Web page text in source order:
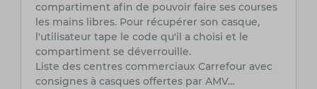
compartiment afin de pouvoir faire ses courses
les mains libres. Pour récupérer son casque,
l'utilisateur tape le code qu'il a choisi et le
compartiment se déverrouille.
Liste des centres commerciaux Carrefour avec
consignes à casques offertes par AMV…